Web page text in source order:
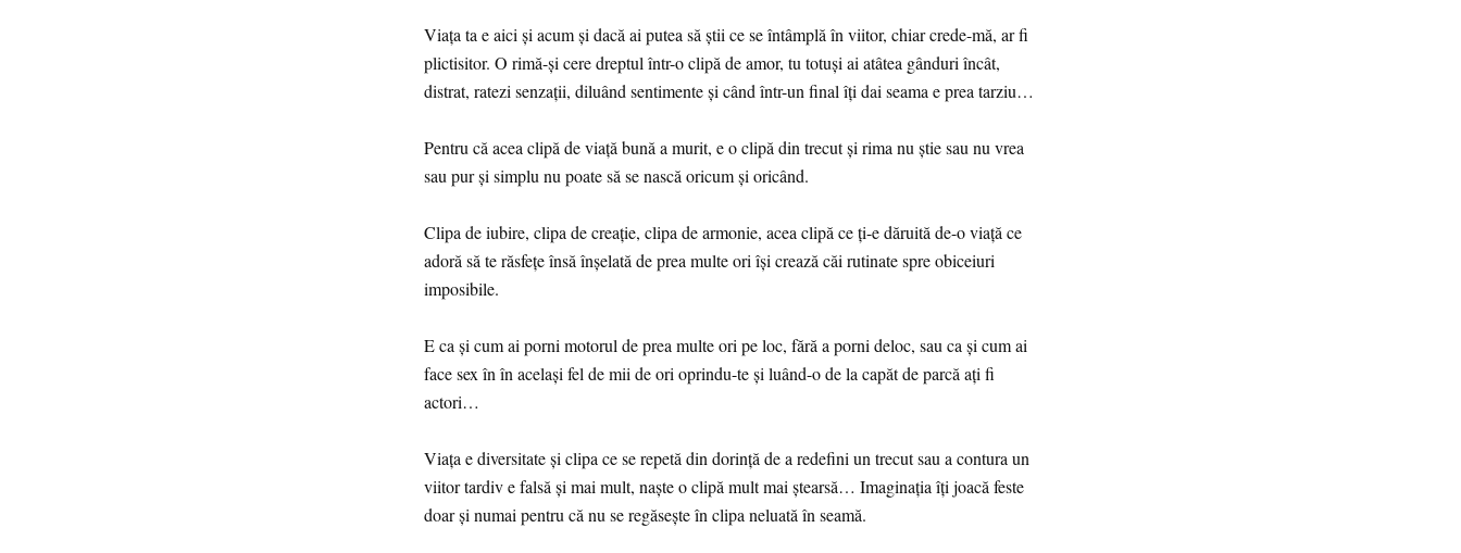
Viața ta e aici și acum și dacă ai putea să știi ce se întâmplă în viitor, chiar crede-mă, ar fi
plictisitor. O rimă-și cere dreptul într-o clipă de amor, tu totuși ai atâtea gânduri încât,
distrat, ratezi senzații, diluând sentimente și când într-un final îți dai seama e prea tarziu…
Pentru că acea clipă de viață bună a murit, e o clipă din trecut și rima nu știe sau nu vrea
sau pur și simplu nu poate să se nască oricum și oricând.
Clipa de iubire, clipa de creație, clipa de armonie, acea clipă ce ți-e dăruită de-o viață ce
adoră să te răsfețe însă înșelată de prea multe ori își crează căi rutinate spre obiceiuri
imposibile.
E ca și cum ai porni motorul de prea multe ori pe loc, fără a porni deloc, sau ca și cum ai
face sex în în același fel de mii de ori oprindu-te și luând-o de la capăt de parcă ați fi
actori…
Viața e diversitate și clipa ce se repetă din dorință de a redefini un trecut sau a contura un
viitor tardiv e falsă și mai mult, naște o clipă mult mai ștearsă… Imaginația îți joacă feste
doar și numai pentru că nu se regăsește în clipa neluată în seamă.